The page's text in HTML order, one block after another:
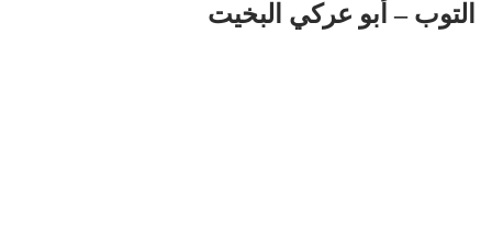
التوب – أبو عركي البخيت